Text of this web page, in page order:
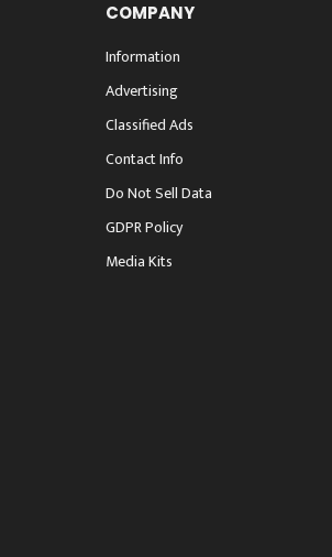
COMPANY
Information
Advertising
Classified Ads
Contact Info
Do Not Sell Data
GDPR Policy
Media Kits